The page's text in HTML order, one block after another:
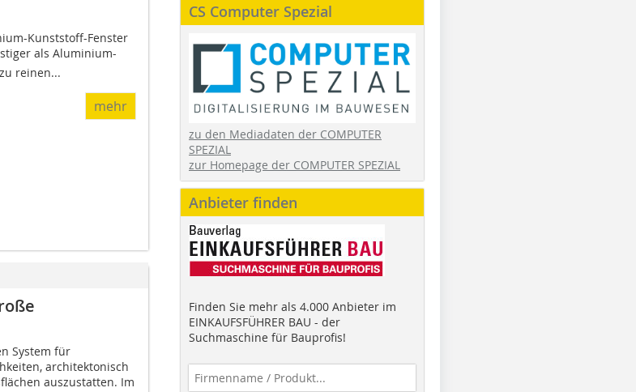
Kunststoff-Fenster
als Aluminium-
reinen...
mehr
System für
architektonisch
auszustatten. Im
CS Computer Spezial
zu den Mediadaten der COMPUTER
SPEZIAL
zur Homepage der COMPUTER SPEZIAL
Anbieter finden
Finden Sie mehr als 4.000 Anbieter im
EINKAUFSFÜHRER BAU - der
Suchmaschine für Bauprofis!